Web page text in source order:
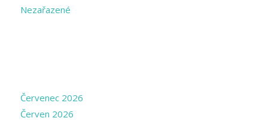
Nezařazené
Červenec 2026
Červen 2026